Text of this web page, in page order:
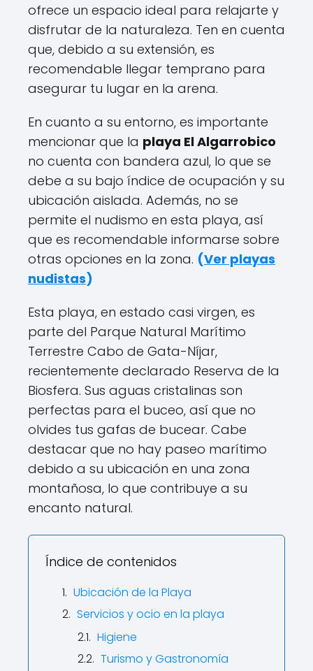
ofrece un espacio ideal para relajarte y
disfrutar de la naturaleza. Ten en cuenta
que, debido a su extensión, es
recomendable llegar temprano para
asegurar tu lugar en la arena.
En cuanto a su entorno, es importante
mencionar que la playa El Algarrobico
no cuenta con bandera azul, lo que se
debe a su bajo índice de ocupación y su
ubicación aislada. Además, no se
permite el nudismo en esta playa, así
que es recomendable informarse sobre
otras opciones en la zona. (Ver playas
nudistas)
Esta playa, en estado casi virgen, es
parte del Parque Natural Marítimo
Terrestre Cabo de Gata-Níjar,
recientemente declarado Reserva de la
Biosfera. Sus aguas cristalinas son
perfectas para el buceo, así que no
olvides tus gafas de bucear. Cabe
destacar que no hay paseo marítimo
debido a su ubicación en una zona
montañosa, lo que contribuye a su
encanto natural.
Índice de contenidos
Ubicación de la Playa
Servicios y ocio en la playa
Higiene
Turismo y Gastronomía